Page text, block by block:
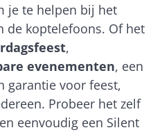
je te helpen bij het
de koptelefoons. Of het
,
evenementen, een
garantie voor feest,
Probeer het zelf
eenvoudig een Silent